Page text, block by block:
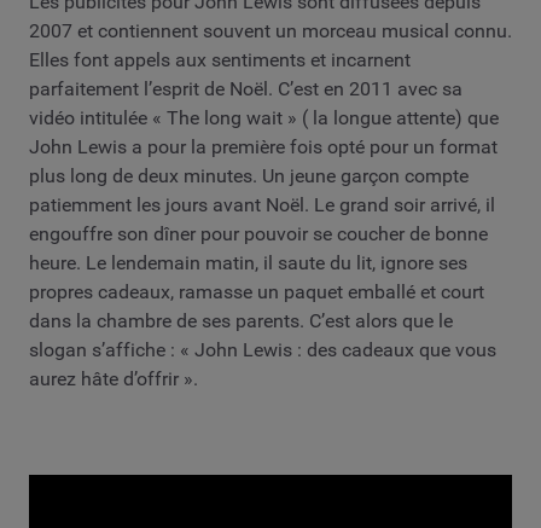
2007 et contiennent souvent un morceau musical connu.
Elles font appels aux sentiments et incarnent
parfaitement l’esprit de Noël. C’est en 2011 avec sa
vidéo intitulée « The long wait » ( la longue attente) que
John Lewis a pour la première fois opté pour un format
plus long de deux minutes. Un jeune garçon compte
patiemment les jours avant Noël. Le grand soir arrivé, il
engouffre son dîner pour pouvoir se coucher de bonne
heure. Le lendemain matin, il saute du lit, ignore ses
propres cadeaux, ramasse un paquet emballé et court
dans la chambre de ses parents. C’est alors que le
slogan s’affiche : « John Lewis : des cadeaux que vous
aurez hâte d’offrir ».